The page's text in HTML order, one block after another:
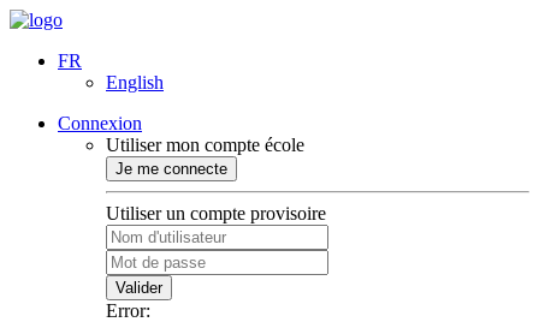
FR
English
Connexion
Utiliser mon compte école
Je me connecte
Utiliser un compte provisoire
Valider
Error: